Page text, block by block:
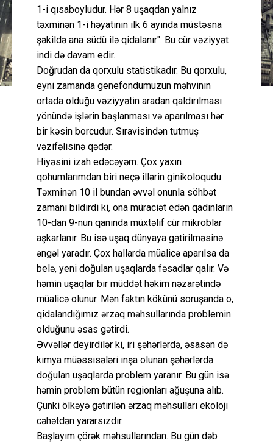
1-i qısaboyludur. Hər 8 uşaqdan yalnız
təxminən 1-i həyatının ilk 6 ayında müstəsna
şəkildə ana südü ilə qidalanır". Bu cür vəziyyət
indi də davam edir.
Doğrudan da qorxulu statistikadır. Bu qorxulu,
eyni zamanda genefondumuzun məhvinin
ortada olduğu vəziyyətin aradan qaldırılması
yönündə işlərin başlanması və aparılması hər
bir kəsin borcudur. Sıravisindən tutmuş
vəzifəlisinə qədər.
Hiyəsini izah edəcəyəm. Çox yaxın
qohumlarımdan biri neçə illərin ginikoloqudu.
Təxminən 10 il bundan əvvəl onunla söhbət
zamanı bildirdi ki, ona müraciət edən qadınların
10-dan 9-nun qanında müxtəlif cür mikroblar
aşkarlanır. Bu isə uşaq dünyaya gətirilməsinə
əngəl yaradır. Çox hallarda müalicə aparılsa da
belə, yeni doğulan uşaqlarda fəsadlar qalır. Və
həmin uşaqlar bir müddət həkim nəzarətində
müalicə olunur. Mən faktın kökünü soruşanda o,
qidalandığımız ərzaq məhsullarında problemin
olduğunu əsas gətirdi.
Əvvəllər deyirdilər ki, iri şəhərlərdə, əsasən də
kimya müəssisələri inşa olunan şəhərlərdə
doğulan uşaqlarda problem yaranır. Bu gün isə
həmin problem bütün regionları ağuşuna alıb.
Çünki ölkəyə gətirilən ərzaq məhsulları ekoloji
cəhətdən yararsızdır.
Başlayım çörək məhsullarından. Bu gün dəb